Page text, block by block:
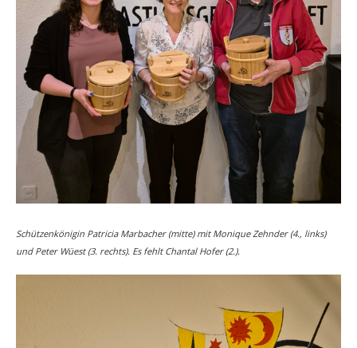
Schützenkönigin Patricia Marbacher (mitte) mit Monique Zehnder (4., links)
und Peter Wüest (3. rechts). Es fehlt Chantal Hofer (2.).